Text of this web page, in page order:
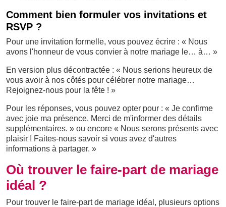
Comment bien formuler vos invitations et
RSVP ?
Pour une invitation formelle, vous pouvez écrire : « Nous
avons l'honneur de vous convier à notre mariage le… à… »
En version plus décontractée : « Nous serions heureux de
vous avoir à nos côtés pour célébrer notre mariage…
Rejoignez-nous pour la fête ! »
Pour les réponses, vous pouvez opter pour : « Je confirme
avec joie ma présence. Merci de m'informer des détails
supplémentaires. » ou encore « Nous serons présents avec
plaisir ! Faites-nous savoir si vous avez d'autres
informations à partager. »
Où trouver le faire-part de mariage
idéal ?
Pour trouver le faire-part de mariage idéal, plusieurs options